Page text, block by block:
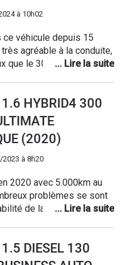
à 10h02
véhicule depuis 15
agréable à la conduite,
que le 3008 d'ailleurs de
model 1,2l pure-tech
de distribution tous
max et aussi la vidange
les 60000kms
obligatoire si vous
dommage car
et vraiment agréable et
HYBRID4 300
(2020)
2023 à 8h20
2020 avec 5.000km au
problèmes se sont
de la régulation de
une dizaine de mise à
avec immobilisation
DIESEL 130